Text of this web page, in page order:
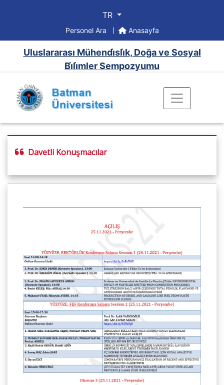
TR
Personel Ara Anasayfa
Uluslararası Mühendi̇sli̇k, Doğa ve Sosyal
Bi̇li̇mler Sempozyumu
Davetli Konuşmacılar